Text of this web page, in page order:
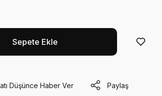
Sepete Ekle
Düşünce Haber Ver Paylaş